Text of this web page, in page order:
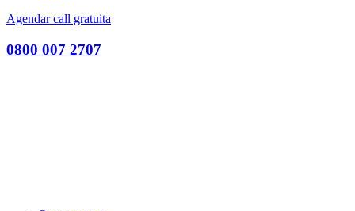
Agendar call gratuita
0800 007 2707